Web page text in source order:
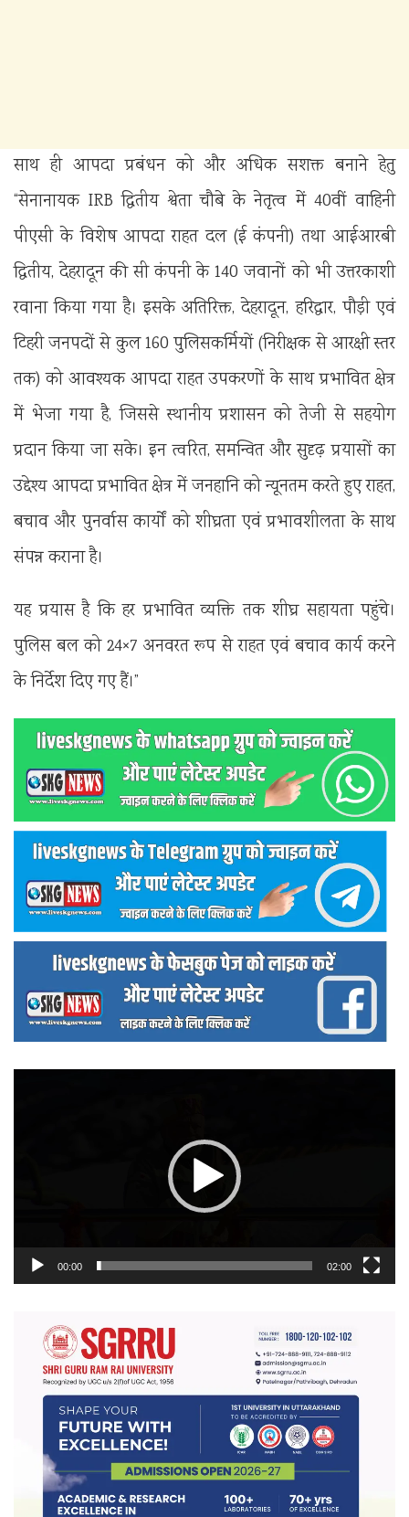
साथ ही आपदा प्रबंधन को और अधिक सशक्त बनाने हेतु
“सेनानायक IRB द्वितीय श्वेता चौबे के नेतृत्व में 40वीं वाहिनी
पीएसी के विशेष आपदा राहत दल (ई कंपनी) तथा आईआरबी
द्वितीय, देहरादून की सी कंपनी के 140 जवानों को भी उत्तरकाशी
रवाना किया गया है। इसके अतिरिक्त, देहरादून, हरिद्वार, पौड़ी एवं
टिहरी जनपदों से कुल 160 पुलिसकर्मियों (निरीक्षक से आरक्षी स्तर
तक) को आवश्यक आपदा राहत उपकरणों के साथ प्रभावित क्षेत्र
में भेजा गया है, जिससे स्थानीय प्रशासन को तेजी से सहयोग
प्रदान किया जा सके। इन त्वरित, समन्वित और सुदृढ़ प्रयासों का
उद्देश्य आपदा प्रभावित क्षेत्र में जनहानि को न्यूनतम करते हुए राहत,
बचाव और पुनर्वास कार्यों को शीघ्रता एवं प्रभावशीलता के साथ
संपन्न कराना है।
यह प्रयास है कि हर प्रभावित व्यक्ति तक शीघ्र सहायता पहुंचे।
पुलिस बल को 24×7 अनवरत रूप से राहत एवं बचाव कार्य करने
के निर्देश दिए गए हैं।”
00:00 02:00